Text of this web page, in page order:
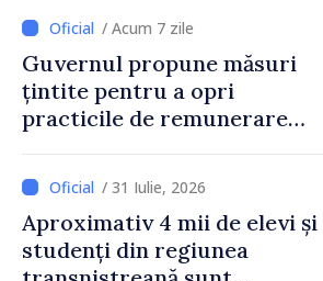
dezvoltar/ Acum 7 zile
Guvernul propune măsuri
țintite pentru a opri
practicile de remunerare
/ 31 Iulie, 2026
Aproximativ 4 mii de elevi și
studenți din regiunea